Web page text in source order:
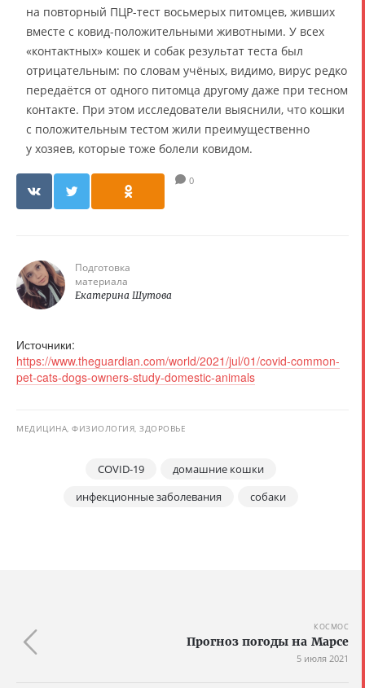
на повторный ПЦР-тест восьмерых питомцев, живших
вместе с ковид-положительными животными. У всех
«контактных» кошек и собак результат теста был
отрицательным: по словам учёных, видимо, вирус редко
передаётся от одного питомца другому даже при тесном
контакте. При этом исследователи выяснили, что кошки
с положительным тестом жили преимущественно
у хозяев, которые тоже болели ковидом.
0
Подготовка
материала
Екатерина Шутова
Источники:
https://www.theguardian.com/world/2021/jul/01/covid-common-
pet-cats-dogs-owners-study-domestic-animals
МЕДИЦИНА, ФИЗИОЛОГИЯ, ЗДОРОВЬЕ
COVID-19
домашние кошки
инфекционные заболевания
собаки
КОСМОС
Прогноз погоды на Марсе
5 июля 2021